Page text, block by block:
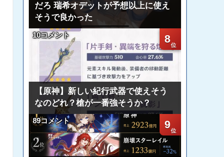
だろ 瑞希オデットが予想以上に使え
そうで良かった
8
10コメント
【原神】新しい紀行武器で使えそう
なのどれ？槍が一番強そうか？
9
89コメント